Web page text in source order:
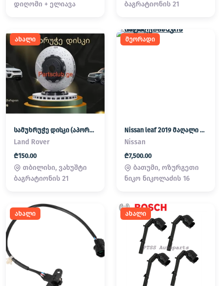
დიღომი + ელიავა ბაგრატიონის 21
ახალი
სამუხრუჭე დისკი (აპორნი) Land Rover/ Range Rover
Land Rover
₾150.00
თბილისი, ვახუშტი
ბაგრატიონის 21
მეორადი
Nissan leaf 2019 მაღალი ძაბვის ბატარეა
Nissan
₾7,500.00
ბათუმი, ოზურგეთი
ნიკო ნიკოლაძის 16
ახალი ახალი